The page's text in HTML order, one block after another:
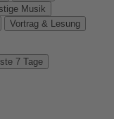
Musik
Vortrag & Lesung
7 Tage